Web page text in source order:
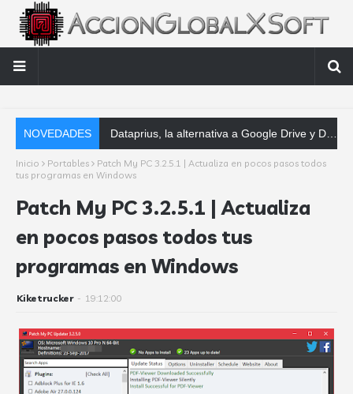
NOVEDADES Dataprius, la alternativa a Google Drive y Dropbox que las empresas deberían conocer
Inicio Portables
Patch My PC 3.2.5.1 | Actualiza en pocos pasos todos
tus programas en Windows
Patch My PC 3.2.5.1 | Actualiza
en pocos pasos todos tus
programas en Windows
Kiketrucker - 19:12:00